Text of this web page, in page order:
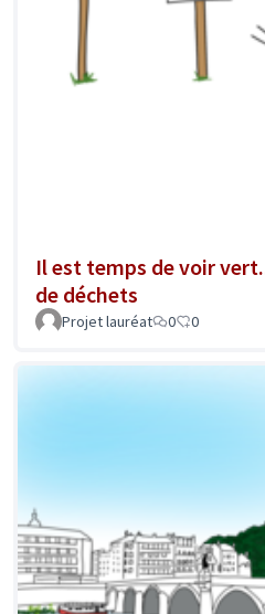
Il est temps de voir
de déchets
Projet lauréat 0 0